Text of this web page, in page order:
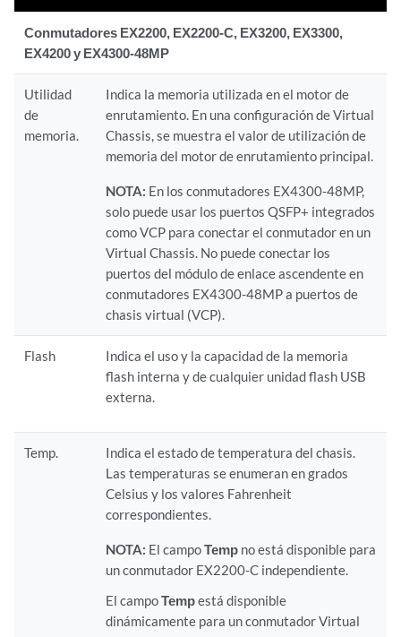
Conmutadores EX2200, EX2200-C, EX3200, EX3300,
EX4200 y EX4300-48MP
Utilidad
de
memoria.
Indica la memoria utilizada en el motor de
enrutamiento. En una configuración de Virtual
Chassis, se muestra el valor de utilización de
memoria del motor de enrutamiento principal.
NOTA: En los conmutadores EX4300-48MP,
solo puede usar los puertos QSFP+ integrados
como VCP para conectar el conmutador en un
Virtual Chassis. No puede conectar los
puertos del módulo de enlace ascendente en
conmutadores EX4300-48MP a puertos de
chasis virtual (VCP).
Flash
Indica el uso y la capacidad de la memoria
flash interna y de cualquier unidad flash USB
externa.
Temp.
Indica el estado de temperatura del chasis.
Las temperaturas se enumeran en grados
Celsius y los valores Fahrenheit
correspondientes.
NOTA: El campoTemp no está disponible para
un conmutador EX2200-C independiente.
El campoTempestá disponible
dinámicamente para un conmutador Virtual